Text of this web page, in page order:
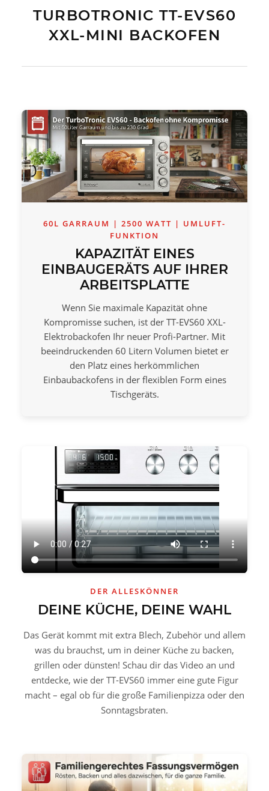
TURBOTRONIC TT-EVS60
XXL-MINI BACKOFEN
60L GARRAUM | 2500 WATT | UMLUFT-
FUNKTION
KAPAZITÄT EINES
EINBAUGERÄTS AUF IHRER
ARBEITSPLATTE
Wenn Sie maximale Kapazität ohne
Kompromisse suchen, ist der TT-EVS60 XXL-
Elektrobackofen Ihr neuer Profi-Partner. Mit
beeindruckenden 60 Litern Volumen bietet er
den Platz eines herkömmlichen
Einbaubackofens in der flexiblen Form eines
Tischgeräts.
DER ALLESKÖNNER
DEINE KÜCHE, DEINE WAHL
Das Gerät kommt mit extra Blech, Zubehör und allem
was du brauchst, um in deiner Küche zu backen,
grillen oder dünsten! Schau dir das Video an und
entdecke, wie der TT-EVS60 immer eine gute Figur
macht – egal ob für die große Familienpizza oder den
Sonntagsbraten.